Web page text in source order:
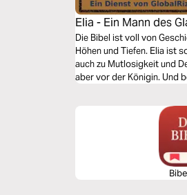
Elia - Ein Mann des
Die Bibel ist voll von
Höhen und Tiefen. Elia ist
auch zu Mutlosigkeit und
aber vor der Königin. Und